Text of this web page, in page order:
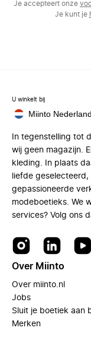
Je accepteert onze
Je kunt je
U winkelt bij
Miinto Nederland
In tegenstelling tot
wij geen magazijn.
kleding. In plaats
liefde
gepassioneerde
modeboetieks. We
services? Volg ons
Over Miinto
Over miinto.nl
Jobs
Sluit je boetiek aan
Merken